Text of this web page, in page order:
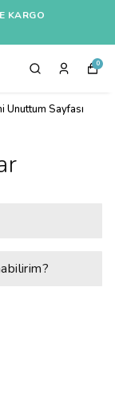
KARGO
0
Unuttum Sayfası